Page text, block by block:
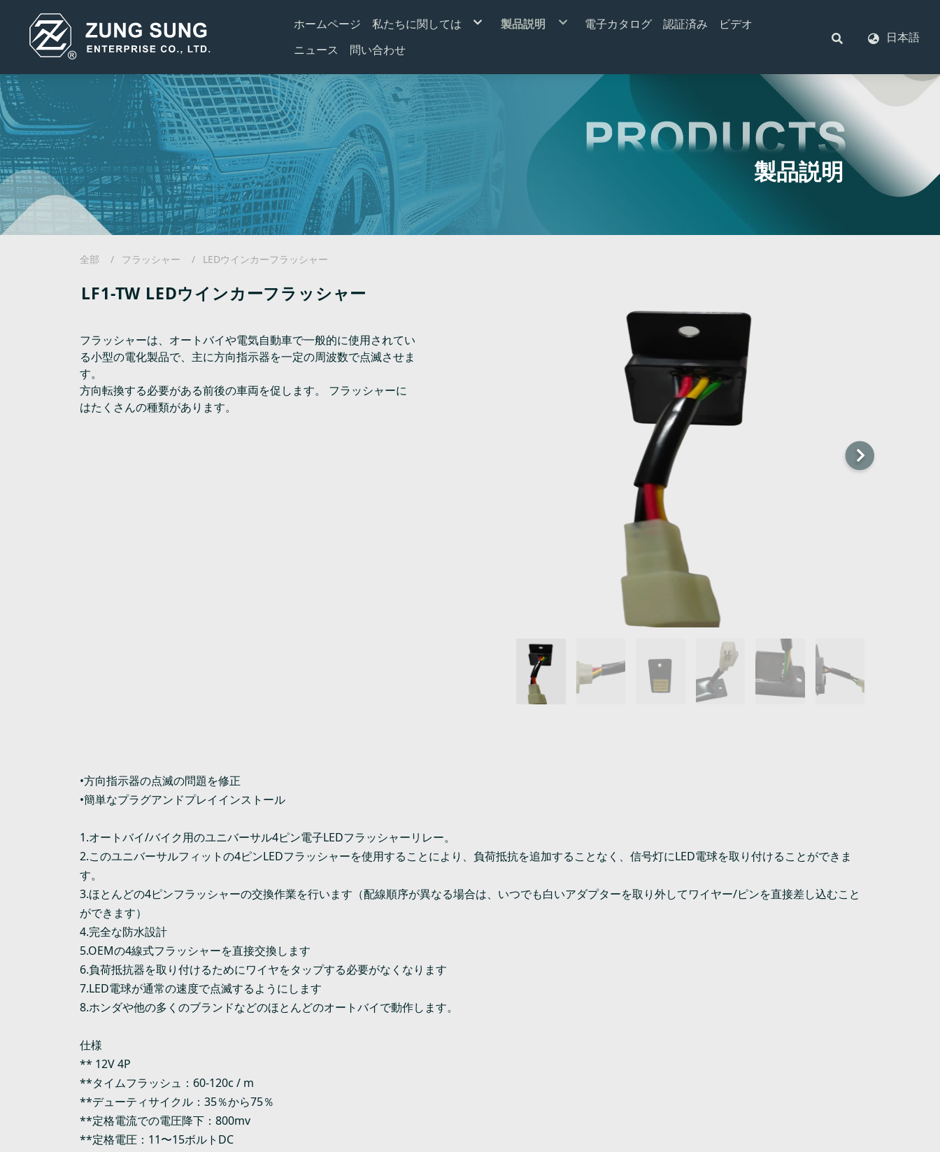
日本語
ホームページ 私たちに関しては
質疑応答
製品説明
照明制御モジュール
（LEDフラッシャー用）抵抗器
電子カタログ 認証済み
ビデオ
ニュース
問い合わせ
製品説明
LF1-TW LEDウインカーフラッシャー
フラッシャーは、オートバイや電気自動車で一般的に使用されてい
る小型の電化製品で、主に方向指示器を一定の周波数で点滅させま
す。
方向転換する必要がある前後の車両を促します。 フラッシャーに
はたくさんの種類があります。
•方向指示器の点滅の問題を修正
•簡単なプラグアンドプレイインストール
1.オートバイ/バイク用のユニバーサル4ピン電子LEDフラッシャーリレー。
2.このユニバーサルフィットの4ピンLEDフラッシャーを使用することにより、負荷抵抗を追加することなく、信号灯にLED電球を取り付けることができま
す。
3.ほとんどの4ピンフラッシャーの交換作業を行います（配線順序が異なる場合は、いつでも白いアダプターを取り外してワイヤー/ピンを直接差し込むこと
ができます）
4.完全な防水設計
5.OEMの4線式フラッシャーを直接交換します
6.負荷抵抗器を取り付けるためにワイヤをタップする必要がなくなります
7.LED電球が通常の速度で点滅するようにします
8.ホンダや他の多くのブランドなどのほとんどのオートバイで動作します。
仕様
** 12V 4P
**タイムフラッシュ：60-120c / m
**デューティサイクル：35％から75％
**定格電流での電圧降下：800mv
**定格電圧：11〜15ボルトDC
全部 フラッシャー LEDウインカーフラッシャー